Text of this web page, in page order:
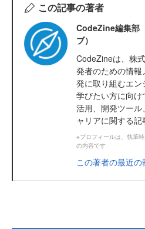
この記事の著者
CodeZine編集部
ブ）
CodeZineは、株
発者のための情
発に取り組むエ
学びたい方に向
活用、開発ツー
ャリアに関する記
※プロフィールは、執筆
の内容です
この著者の最近の